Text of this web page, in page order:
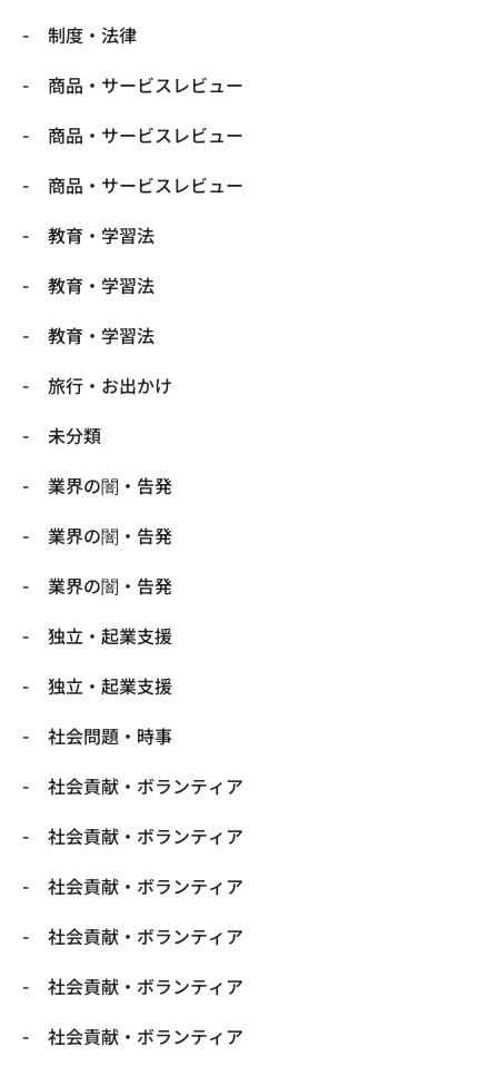
制度・法律
商品・サービスレビュー
商品・サービスレビュー
商品・サービスレビュー
教育・学習法
教育・学習法
教育・学習法
旅行・お出かけ
未分類
業界の闇・告発
業界の闇・告発
業界の闇・告発
独立・起業支援
独立・起業支援
社会問題・時事
社会貢献・ボランティア
社会貢献・ボランティア
社会貢献・ボランティア
社会貢献・ボランティア
社会貢献・ボランティア
社会貢献・ボランティア